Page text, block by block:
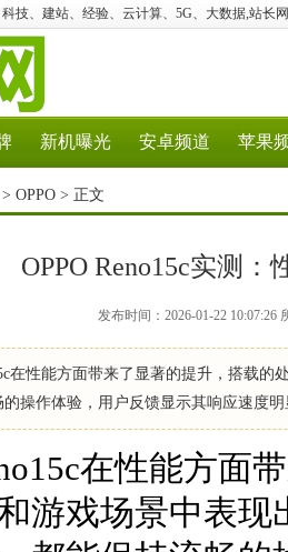
科技、建站、经验、云计算、5G、大数据,站长
新机曝光 安卓频道 苹果
> OPPO > 正文
OPPO Reno15c实测
发布时间：2026-01-22 10:07:26
性能方面带来了显著的提升，搭载的
的操作体验，用户反馈显示其响应速
在性能方面
游戏场景中表